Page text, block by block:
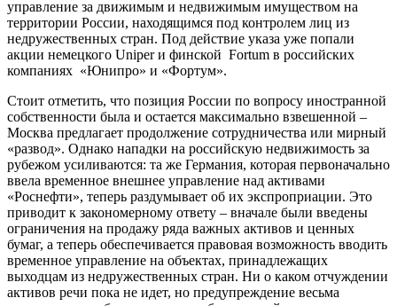
управление за движимым и недвижимым имуществом на
территории России, находящимся под контролем лиц из
недружественных стран. Под действие указа уже попали
акции немецкого Uniper и финской Fortum в российских
компаниях «Юнипро» и «Фортум».
Стоит отметить, что позиция России по вопросу иностранной
собственности была и остается максимально взвешенной –
Москва предлагает продолжение сотрудничества или мирный
«развод». Однако нападки на российскую недвижимость за
рубежом усиливаются: та же Германия, которая первоначально
ввела временное внешнее управление над активами
«Роснефти», теперь раздумывает об их экспроприации. Это
приводит к закономерному ответу – вначале были введены
ограничения на продажу ряда важных активов и ценных
бумаг, а теперь обеспечивается правовая возможность вводить
временное управление на объектах, принадлежащих
выходцам из недружественных стран. Ни о каком отчуждении
активов речи пока не идет, но предупреждение весьма